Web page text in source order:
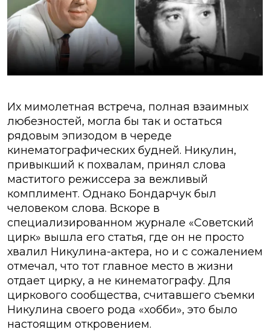
Их мимолетная встреча, полная взаимных
любезностей, могла бы так и остаться
рядовым эпизодом в череде
кинематографических будней. Никулин,
привыкший к похвалам, принял слова
маститого режиссера за вежливый
комплимент. Однако Бондарчук был
человеком слова. Вскоре в
специализированном журнале «Советский
цирк» вышла его статья, где он не просто
хвалил Никулина-актера, но и с сожалением
отмечал, что тот главное место в жизни
отдает цирку, а не кинематографу. Для
циркового сообщества, считавшего съемки
Никулина своего рода «хобби», это было
настоящим откровением.